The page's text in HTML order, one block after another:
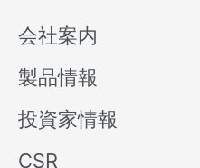
会社案内
製品情報
投資家情報
CSR